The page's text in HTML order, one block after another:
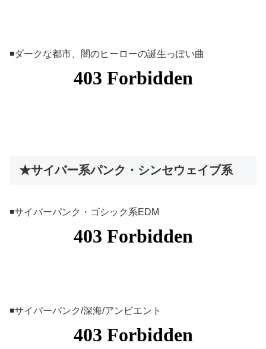
◾️ダークな都市、闇のヒーローの誕生っぽい曲
★サイバー系パンク・シンセウェイブ系
◾️サイバーパンク・ゴシック系EDM
◾️サイバーパンク/深海/アンビエント